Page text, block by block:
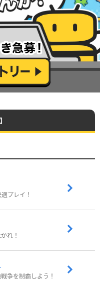
プレイ！
れ！
争を制覇しよう！